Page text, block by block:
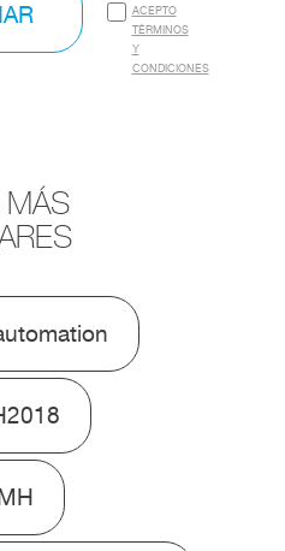
ACEPTO
TÉRMINOS
Y
CONDICIONES
MÁS